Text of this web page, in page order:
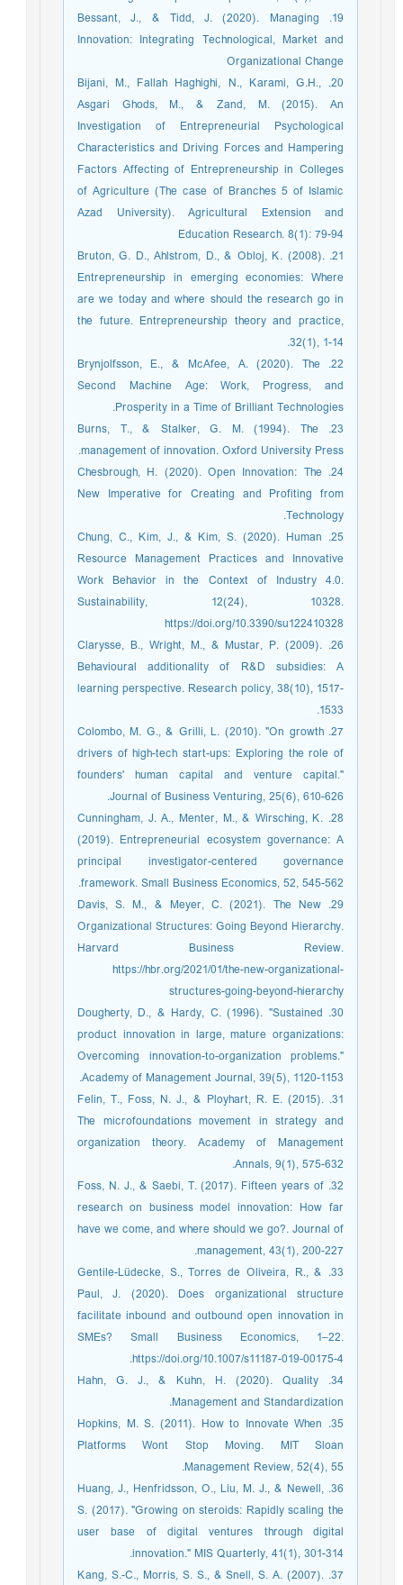
19. Bessant, J., & Tidd, J. (2020). Managing
Innovation: Integrating Technological, Market and
Organizational Change
20. Bijani, M., Fallah Haghighi, N., Karami, G.H.,
Asgari Ghods, M., & Zand, M. (2015). An
Investigation of Entrepreneurial Psychological
Characteristics and Driving Forces and Hampering
Factors Affecting of Entrepreneurship in Colleges
of Agriculture (The case of Branches 5 of Islamic
Azad University). Agricultural Extension and
Education Research. 8(1): 79-94
21. Bruton, G. D., Ahlstrom, D., & Obloj, K. (2008).
Entrepreneurship in emerging economies: Where
are we today and where should the research go in
the future. Entrepreneurship theory and practice,
32(1), 1-14.‏
22. Brynjolfsson, E., & McAfee, A. (2020). The
Second Machine Age: Work, Progress, and
Prosperity in a Time of Brilliant Technologies.
23. Burns, T., & Stalker, G. M. (1994). The
management of innovation. Oxford University Press.‏
24. Chesbrough, H. (2020). Open Innovation: The
New Imperative for Creating and Profiting from
Technology.
25. Chung, C., Kim, J., & Kim, S. (2020). Human
Resource Management Practices and Innovative
Work Behavior in the Context of Industry 4.0.
Sustainability, 12(24), 10328.
https://doi.org/10.3390/su122410328
26. Clarysse, B., Wright, M., & Mustar, P. (2009).
Behavioural additionality of R&D subsidies: A
learning perspective. Research policy, 38(10), 1517-
1533.‏
27. Colombo, M. G., & Grilli, L. (2010). "On growth
drivers of high-tech start-ups: Exploring the role of
founders' human capital and venture capital."
Journal of Business Venturing, 25(6), 610-626.
28. Cunningham, J. A., Menter, M., & Wirsching, K.
(2019). Entrepreneurial ecosystem governance: A
principal investigator-centered governance
framework. Small Business Economics, 52, 545-562.‏
29. Davis, S. M., & Meyer, C. (2021). The New
Organizational Structures: Going Beyond Hierarchy.
Harvard Business Review.
https://hbr.org/2021/01/the-new-organizational-
structures-going-beyond-hierarchy
30. Dougherty, D., & Hardy, C. (1996). "Sustained
product innovation in large, mature organizations:
Overcoming innovation-to-organization problems."
Academy of Management Journal, 39(5), 1120-1153.
31. Felin, T., Foss, N. J., & Ployhart, R. E. (2015).
The microfoundations movement in strategy and
organization theory. Academy of Management
Annals, 9(1), 575-632.‏
32. Foss, N. J., & Saebi, T. (2017). Fifteen years of
research on business model innovation: How far
have we come, and where should we go?. Journal of
management, 43(1), 200-227.‏
33. Gentile-Lüdecke, S., Torres de Oliveira, R., &
Paul, J. (2020). Does organizational structure
facilitate inbound and outbound open innovation in
SMEs? Small Business Economics, 1–22.
https://doi.org/10.1007/s11187-019-00175-4.
34. Hahn, G. J., & Kuhn, H. (2020). Quality
Management and Standardization.
35. Hopkins, M. S. (2011). How to Innovate When
Platforms Wont Stop Moving. MIT Sloan
Management Review, 52(4), 55.‏
36. Huang, J., Henfridsson, O., Liu, M. J., & Newell,
S. (2017). "Growing on steroids: Rapidly scaling the
user base of digital ventures through digital
innovation." MIS Quarterly, 41(1), 301-314.
37. Kang, S.-C., Morris, S. S., & Snell, S. A. (2007).